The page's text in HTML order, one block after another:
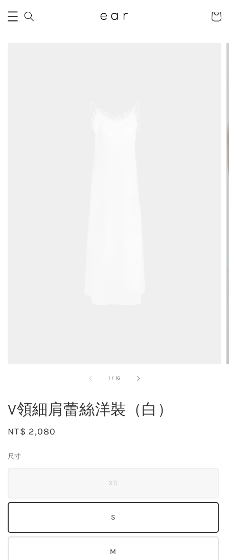
1 / 16
V領細肩蕾絲洋裝（白）
Regular
NT$ 2,080
尺寸
XS
S
M